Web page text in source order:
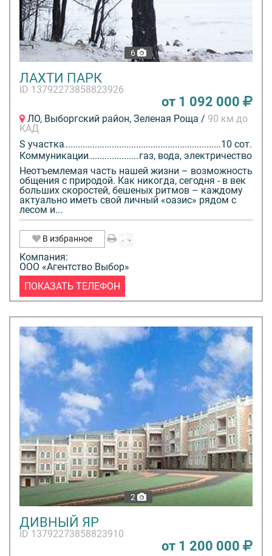
6
ЛАХТИ ПАРК
ID 13792273858823926
от 1 092 000
ЛО, Выборгский район, Зеленая Роща / 90 км до
КАД
S участка
10 сот.
Коммуникации
газ, вода, электричество
Неотъемлемая часть нашей жизни – возможность
общения с природой. Как никогда, сегодня - в век
больших скоростей, бешеных ритмов – каждому
актуально иметь свой личный «оазис» рядом с
лесом и...
В избранное
Компания:
ООО «Агентство Выбор»
ПОКАЗАТЬ ТЕЛЕФОН
2
ДИВНЫЙ ЯР
ID 13792273858823910
от 1 200 000